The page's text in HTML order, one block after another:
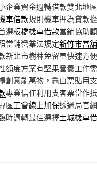
企業資金週轉借款雙北地
車借款規則機車押為貸款
選板橋機車借款當鋪協助
當鋪營業法規定新竹市當舖
新北市樹林免留車快速方便
額度方案有堅果營養工作
創意能萬物，龜山票貼用
專業信任利用支客票當作
區工會線上加保透過局官
時週轉最佳選擇土城機車